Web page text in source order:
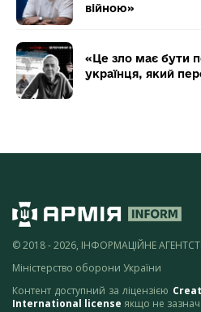
війною»
«Це зло має бути
українця, який
© 2018 - 2026, ІНФОРМАЦІЙНЕ
Міністерство оборони України
Контент доступний за ліцензією
International license якщо не